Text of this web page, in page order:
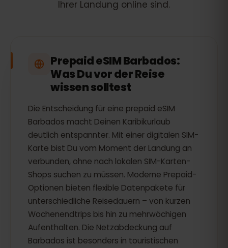
Ihrer Landung online sind.
Prepaid eSIM Barbados:
Was Du vor der Reise
wissen solltest
Die Entscheidung für eine prepaid eSIM
Barbados macht Deinen Karibikurlaub
deutlich entspannter. Mit einer digitalen SIM-
Karte bist Du vom Moment der Landung an
verbunden, ohne nach lokalen SIM-Karten-
Shops suchen zu müssen. Moderne Prepaid-
Optionen bieten flexible Datenpakete für
unterschiedliche Reisedauern – von kurzen
Wochenendtrips bis hin zu mehrwöchigen
Aufenthalten. Die Netzabdeckung auf
Barbados ist besonders in touristischen